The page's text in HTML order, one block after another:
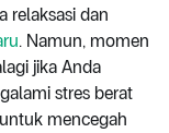
relaksasi dan
. Namun, momen
jika Anda
stres berat
mencegah